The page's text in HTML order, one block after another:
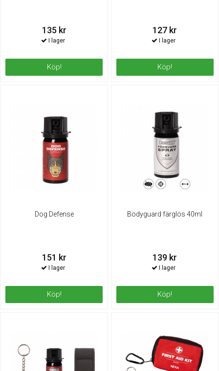
135 kr
Köp!
127 kr
Köp!
Dog Defense
151 kr
Köp!
Bodyguard färglös 40ml
139 kr
Köp!